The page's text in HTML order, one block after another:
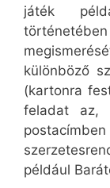
játék
különböző
(kartonra
feladat az,
például